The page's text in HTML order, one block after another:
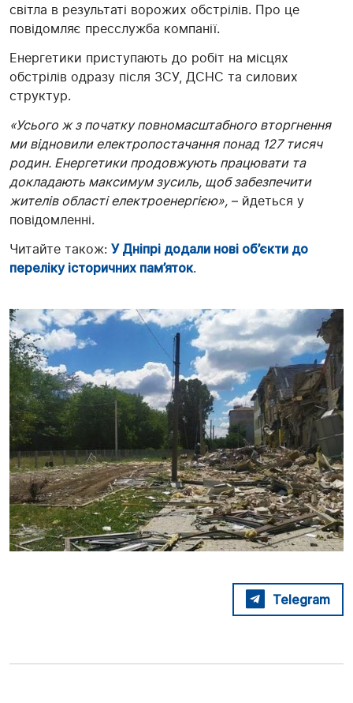
світла в результаті ворожих обстрілів. Про це
повідомляє пресслужба компанії.
Енергетики приступають до робіт на місцях
обстрілів одразу після ЗСУ, ДСНС та силових
структур.
«Усього ж з початку повномасштабного вторгнення
ми відновили електропостачання понад 127 тисяч
родин. Енергетики продовжують працювати та
докладають максимум зусиль, щоб забезпечити
жителів області електроенергією», – йдеться у
повідомленні.
Читайте також: У Дніпрі додали нові об’єкти до
переліку історичних пам’яток.
Telegram